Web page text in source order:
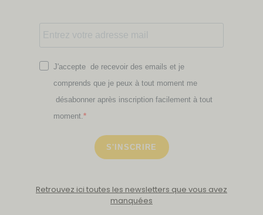
J'accepte de recevoir des emails et je
comprends que je peux à tout moment me
désabonner après inscription facilement à tout
moment.
S'INSCRIRE
Retrouvez ici toutes les newsletters que vous avez
manquées